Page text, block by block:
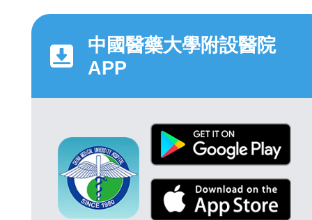
中國醫藥大學附設醫院
APP